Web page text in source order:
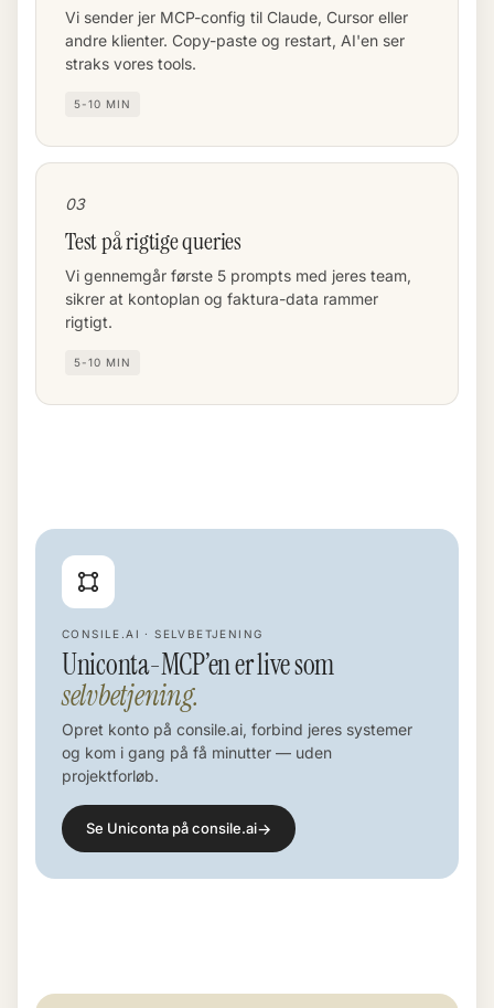
Vi sender jer MCP-config til Claude, Cursor eller
andre klienter. Copy-paste og restart, AI'en ser
straks vores tools.
5-10 MIN
03
Test på rigtige queries
Vi gennemgår første 5 prompts med jeres team,
sikrer at kontoplan og faktura-data rammer
rigtigt.
5-10 MIN
CONSILE.AI · SELVBETJENING
Uniconta-MCP’en er live som
selvbetjening.
Opret konto på consile.ai, forbind jeres systemer
og kom i gang på få minutter — uden
projektforløb.
Se Uniconta på consile.ai→